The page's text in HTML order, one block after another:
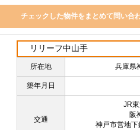
リリーフ中山手
所在地 兵庫県
築年月日
交通
JR
阪
神戸市営地